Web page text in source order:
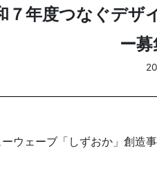
７年度つなぐデ
ー
ウェーブ「しずおか」創